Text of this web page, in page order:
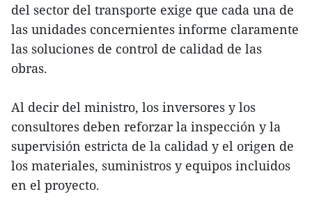
del sector del transporte exige que cada una de
las unidades concernientes informe claramente
las soluciones de control de calidad de las
obras.
Al decir del ministro, los inversores y los
consultores deben reforzar la inspección y la
supervisión estricta de la calidad y el origen de
los materiales, suministros y equipos incluidos
en el proyecto.